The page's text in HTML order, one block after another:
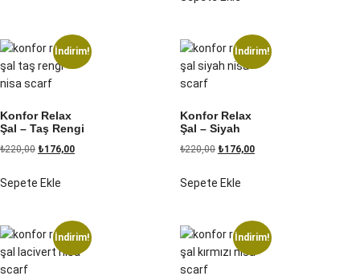
İndirim!
Konfor Relax
Şal – Taş Rengi
₺220,00 ₺176,00
Sepete Ekle
İndirim!
Konfor Relax
Şal – Siyah
₺220,00 ₺176,00
Sepete Ekle
İndirim! İndirim!